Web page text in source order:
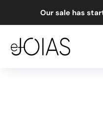
Our sale has